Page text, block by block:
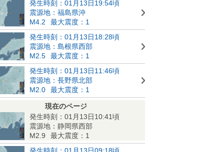
発生時刻：01月13日19:54頃
震源地：福島県沖
M4.2
最大震度：1
発生時刻：01月13日18:28頃
震源地：島根県西部
M2.5
最大震度：1
発生時刻：01月13日11:46頃
震源地：長野県北部
M2.0
最大震度：1
現在のページ
発生時刻：01月13日10:41頃
震源地：静岡県西部
M2.9
最大震度：1
発生時刻：01月13日09:18頃